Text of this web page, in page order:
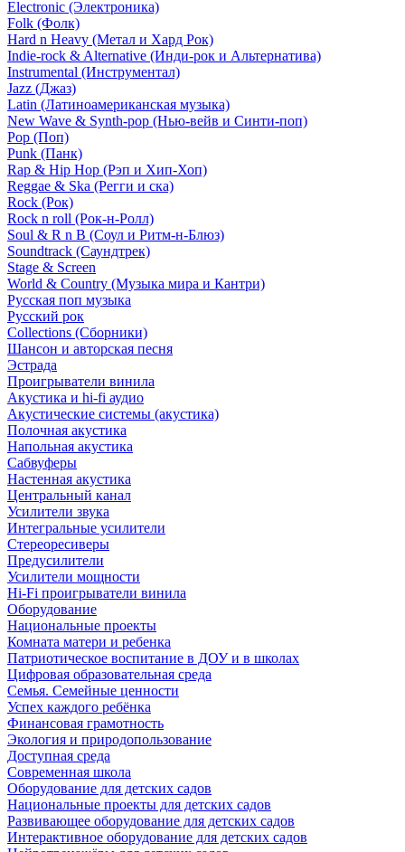
Electronic (Электроника)
Folk (Фолк)
Hard n Heavy (Метал и Хард Рок)
Indie-rock & Alternative (Инди-рок и Альтернатива)
Instrumental (Инструментал)
Jazz (Джаз)
Latin (Латиноамериканская музыка)
New Wave & Synth-pop (Нью-вейв и Синти-поп)
Pop (Поп)
Punk (Панк)
Rap & Hip Hop (Рэп и Хип-Хоп)
Reggae & Ska (Регги и ска)
Rock (Рок)
Rock n roll (Рок-н-Ролл)
Soul & R n B (Соул и Ритм-н-Блюз)
Soundtrack (Саундтрек)
Stage & Screen
World & Country (Музыка мира и Кантри)
Русская поп музыка
Русский рок
Сollections (Сборники)
Шансон и авторская песня
Эстрада
Проигрыватели винила
Акустика и hi-fi аудио
Акустические системы (акустика)
Полочная акустика
Напольная акустика
Сабвуферы
Настенная акустика
Центральный канал
Усилители звука
Интегральные усилители
Стереоресиверы
Предусилители
Усилители мощности
Hi-Fi проигрыватели винила
Оборудование
Национальные проекты
Комната матери и ребенка
Патриотическое воспитание в ДОУ и в школах
Цифровая образовательная среда
Семья. Семейные ценности
Успех каждого ребёнка
Финансовая грамотность
Экология и природопользование
Доступная среда
Современная школа
Оборудование для детских садов
Национальные проекты для детских садов
Развивающее оборудование для детских садов
Интерактивное оборудование для детских садов